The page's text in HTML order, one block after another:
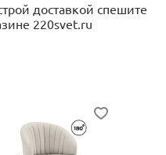
доставкой спешите
220svet.ru